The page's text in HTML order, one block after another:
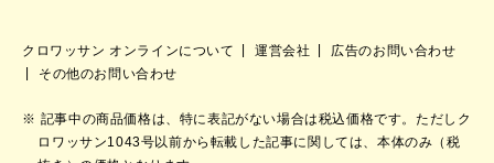
クロワッサン オンラインについて 運営会社
広告のお問い合わせ
その他のお問い合わせ
記事中の商品価格は、特に表記がない場合は税込価格です。ただしク
ロワッサン1043号以前から転載した記事に関しては、本体のみ（税